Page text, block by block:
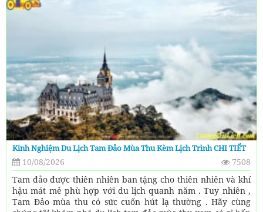
Kinh Nghiệm Du Lịch Tam Đảo Mùa Thu Kèm Lịch Trình CHI TIẾT
10/08/2026
7508
Tam đảo được thiên nhiên ban tặng cho thiên nhiên và khí
hậu mát mẻ phù hợp với du lịch quanh năm . Tuy nhiên ,
Tam Đảo mùa thu có sức cuốn hút lạ thường . Hãy cùng